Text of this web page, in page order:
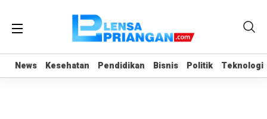
News Kesehatan Pendidikan Bisnis Politik Teknologi
News Kesehatan Pendidikan Bisnis Politik Teknologi